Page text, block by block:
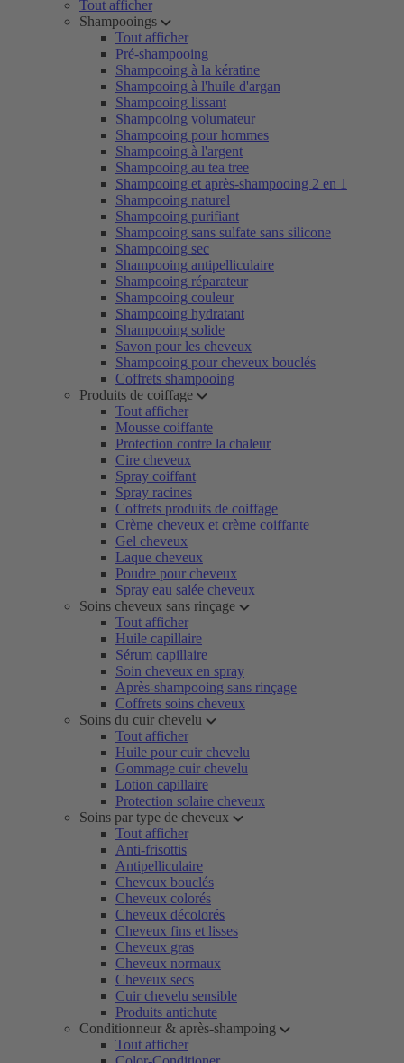
Tout afficher
Shampooings
Tout afficher
Pré-shampooing
Shampooing à la kératine
Shampooing à l'huile d'argan
Shampooing lissant
Shampooing volumateur
Shampooing pour hommes
Shampooing à l'argent
Shampooing au tea tree
Shampooing et après-shampooing 2 en 1
Shampooing naturel
Shampooing purifiant
Shampooing sans sulfate sans silicone
Shampooing sec
Shampooing antipelliculaire
Shampooing réparateur
Shampooing couleur
Shampooing hydratant
Shampooing solide
Savon pour les cheveux
Shampooing pour cheveux bouclés
Coffrets shampooing
Produits de coiffage
Tout afficher
Mousse coiffante
Protection contre la chaleur
Cire cheveux
Spray coiffant
Spray racines
Coffrets produits de coiffage
Crème cheveux et crème coiffante
Gel cheveux
Laque cheveux
Poudre pour cheveux
Spray eau salée cheveux
Soins cheveux sans rinçage
Tout afficher
Huile capillaire
Sérum capillaire
Soin cheveux en spray
Après-shampooing sans rinçage
Coffrets soins cheveux
Soins du cuir chevelu
Tout afficher
Huile pour cuir chevelu
Gommage cuir chevelu
Lotion capillaire
Protection solaire cheveux
Soins par type de cheveux
Tout afficher
Anti-frisottis
Antipelliculaire
Cheveux bouclés
Cheveux colorés
Cheveux décolorés
Cheveux fins et lisses
Cheveux gras
Cheveux normaux
Cheveux secs
Cuir chevelu sensible
Produits antichute
Conditionneur & après-shampoing
Tout afficher